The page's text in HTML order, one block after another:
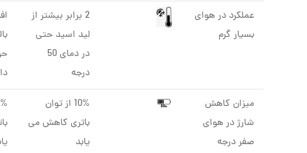
عملکرد در هوای
بسیار گرم
2 برابر بیشتر از
لید اسید حتی
در دمای 50
درجه
میزان کاهش
شارژ در هوای
صفر درجه
10% از توان
باتری کاهش می
یابد